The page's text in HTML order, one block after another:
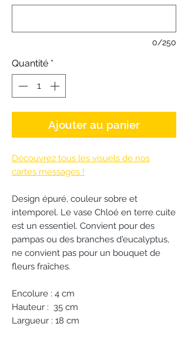
0/250
Quantité *
Ajouter au panier
Découvrez tous les visuels de nos
cartes messages !
Design épuré, couleur sobre et
intemporel. Le vase Chloé en terre cuite
est un essentiel. Convient pour des
pampas ou des branches d'eucalyptus,
ne convient pas pour un bouquet de
fleurs fraîches.
Encolure : 4 cm
Hauteur : 35 cm
Largueur : 18 cm